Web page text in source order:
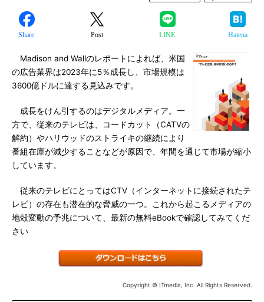
Share Post LINE Hatena
Madison and Wallのレポートによれば、米国
の広告業界は2023年に5％成長し、市場規模は
3600億ドルに達する見込みです。
成長をけん引するのはデジタルメディア。一
方で、従来のテレビは、コードカット（CATVの
解約）やハリウッドのストライキの継続により
番組在庫が減少することなどが原因で、年間を通じて市場が縮小
しています。
従来のテレビにとってはCTV（インターネットに接続されたテ
レビ）の存在も潜在的な脅威の一つ。これから起こるメディアの
地殻変動の予兆について、最新の無料eBookで確認してみてくだ
さい
Copyright © ITmedia, Inc. All Rights Reserved.